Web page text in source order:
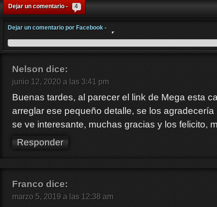
Dejar un comentario - 4
Dejar un comentario por Facebook -
Nelson dice:
junio 12, 2020 a las 3:41 pm
Buenas tardes, al parecer el link de Mega esta
arreglar ese pequeño detalle, se los
se ve interesante, muchas gracias y los felicito,
Responder
Franco dice:
marzo 5, 2019 a las 12:38 am